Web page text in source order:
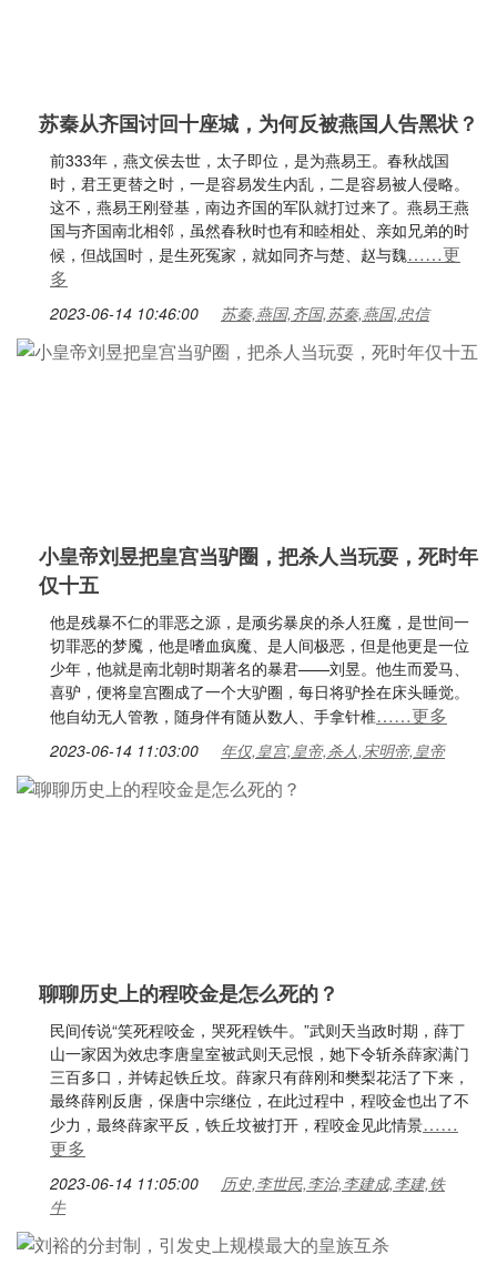
苏秦从齐国讨回十座城，为何反被燕国人告黑状？
前333年，燕文侯去世，太子即位，是为燕易王。春秋战国
时，君王更替之时，一是容易发生内乱，二是容易被人侵略。
这不，燕易王刚登基，南边齐国的军队就打过来了。燕易王燕
国与齐国南北相邻，虽然春秋时也有和睦相处、亲如兄弟的时
候，但战国时，是生死冤家，就如同齐与楚、赵与魏……更
多
2023-06-14 10:46:00 苏秦,燕国,齐国,苏秦,燕国,忠信
小皇帝刘昱把皇宫当驴圈，把杀人当玩耍，死时年
仅十五
他是残暴不仁的罪恶之源，是顽劣暴戾的杀人狂魔，是世间一
切罪恶的梦魇，他是嗜血疯魔、是人间极恶，但是他更是一位
少年，他就是南北朝时期著名的暴君——刘昱。他生而爱马、
喜驴，便将皇宫圈成了一个大驴圈，每日将驴拴在床头睡觉。
他自幼无人管教，随身伴有随从数人、手拿针椎……更多
2023-06-14 11:03:00 年仅,皇宫,皇帝,杀人,宋明帝,皇帝
聊聊历史上的程咬金是怎么死的？
民间传说“笑死程咬金，哭死程铁牛。”武则天当政时期，薛丁
山一家因为效忠李唐皇室被武则天忌恨，她下令斩杀薛家满门
三百多口，并铸起铁丘坟。薛家只有薛刚和樊梨花活了下来，
最终薛刚反唐，保唐中宗继位，在此过程中，程咬金也出了不
少力，最终薛家平反，铁丘坟被打开，程咬金见此情景……
更多
2023-06-14 11:05:00
历史,李世民,李治,李建成,李建,铁
牛